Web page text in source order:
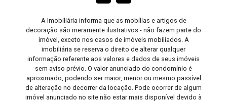
A Imobiliária informa que as mobílias e artigos de
decoração são meramente ilustrativos - não fazem parte do
imóvel, exceto nos casos de imóveis mobiliados. A
imobiliária se reserva o direito de alterar qualquer
informação referente aos valores e dados de seus imóveis
sem aviso prévio. O valor anunciado do condomínio é
aproximado, podendo ser maior, menor ou mesmo passível
de alteração no decorrer da locação. Pode ocorrer de algum
imóvel anunciado no site não estar mais disponível devido à